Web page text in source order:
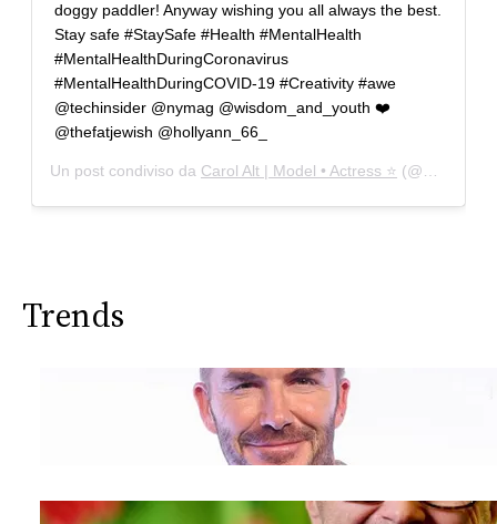
doggy paddler! Anyway wishing you all always the best.
Stay safe #StaySafe #Health #MentalHealth
#MentalHealthDuringCoronavirus
#MentalHealthDuringCOVID-19 #Creativity #awe
@techinsider @nymag @wisdom_and_youth ❤️
@thefatjewish @hollyann_66_
Un post condiviso da Carol Alt | Model • Actress ⭐️ (@modelcarolalt) in data:
Trends